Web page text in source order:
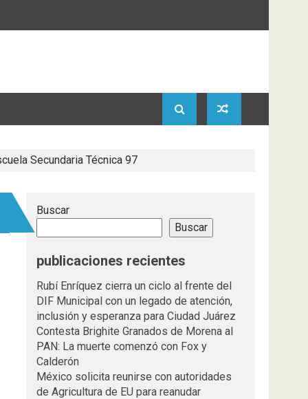
Secundaria Técnica 97
Buscar
Buscar
publicaciones recientes
Rubí Enríquez cierra un ciclo al frente del
DIF Municipal con un legado de atención,
inclusión y esperanza para Ciudad Juárez
Contesta Brighite Granados de Morena al
PAN: La muerte comenzó con Fox y
Calderón
México solicita reunirse con autoridades
de Agricultura de EU para reanudar